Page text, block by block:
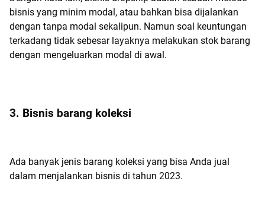
bisnis yang minim modal, atau bahkan bisa dijalankan
dengan tanpa modal sekalipun. Namun soal keuntungan
terkadang tidak sebesar layaknya melakukan stok barang
dengan mengeluarkan modal di awal.
3. Bisnis barang koleksi
Ada banyak jenis barang koleksi yang bisa Anda jual
dalam menjalankan bisnis di tahun 2023.